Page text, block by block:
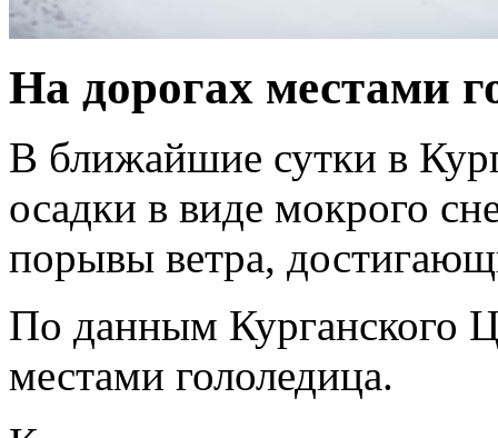
На дорогах местами
В ближайшие сутки в
осадки в виде мокрого
порывы ветра,
По данным Курганского
местами гололедица.